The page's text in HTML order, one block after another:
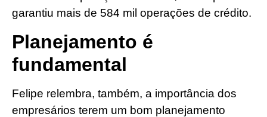
garantiu mais de 584 mil operações de crédito.
Planejamento é
fundamental
Felipe relembra, também, a importância dos
empresários terem um bom planejamento